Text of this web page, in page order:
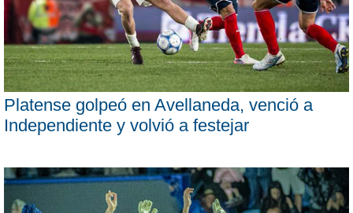
Platense golpeó en Avellaneda, venció a
Independiente y volvió a festejar